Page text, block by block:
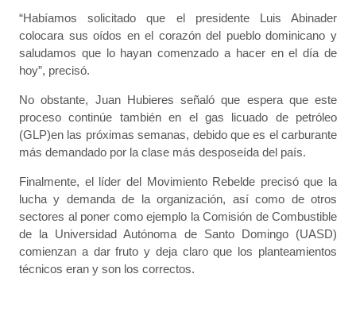
“Habíamos solicitado que el presidente Luis Abinader
colocara sus oídos en el corazón del pueblo dominicano y
saludamos que lo hayan comenzado a hacer en el día de
hoy”, precisó.
No obstante, Juan Hubieres señaló que espera que este
proceso continúe también en el gas licuado de petróleo
(GLP)en las próximas semanas, debido que es el carburante
más demandado por la clase más desposeída del país.
Finalmente, el líder del Movimiento Rebelde precisó que la
lucha y demanda de la organización, así como de otros
sectores al poner como ejemplo la Comisión de Combustible
de la Universidad Autónoma de Santo Domingo (UASD)
comienzan a dar fruto y deja claro que los planteamientos
técnicos eran y son los correctos.